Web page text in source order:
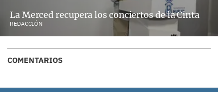
La Merced recupera los conciertos de la Cinta
REDACCIÓN
COMENTARIOS